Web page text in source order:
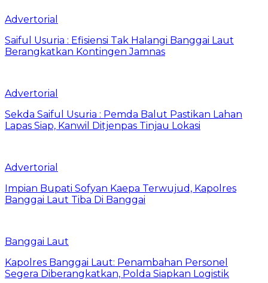
Advertorial
Saiful Usuria : Efisiensi Tak Halangi Banggai Laut
Berangkatkan Kontingen Jamnas
Advertorial
Sekda Saiful Usuria : Pemda Balut Pastikan Lahan
Lapas Siap, Kanwil Ditjenpas Tinjau Lokasi
Advertorial
Impian Bupati Sofyan Kaepa Terwujud, Kapolres
Banggai Laut Tiba Di Banggai
Banggai Laut
Kapolres Banggai Laut: Penambahan Personel
Segera Diberangkatkan, Polda Siapkan Logistik